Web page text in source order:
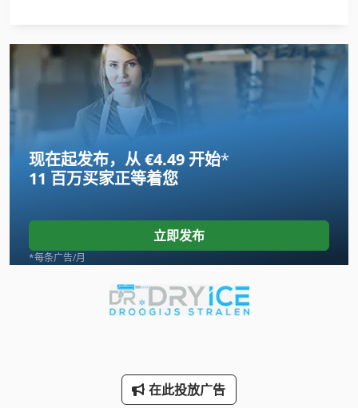
Furukawa 735 Ls
Gildemeister Ct 20
International 434
Linde
Newton 20
现在起发布，从 €4.49 开始*
11 百万买家正等着您
立即发布
*每条广告/月
在此投放广告